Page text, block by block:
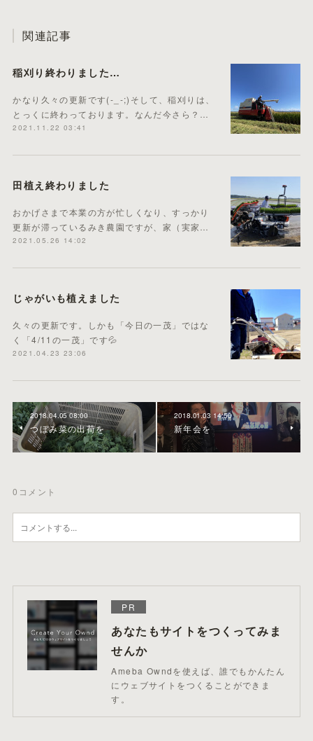
関連記事
稲刈り終わりました…
かなり久々の更新です(-_-;)そして、稲刈りは、
とっくに終わっております。なんだ今さら？…
2021.11.22 03:41
田植え終わりました
おかげさまで本業の方が忙しくなり、すっかり
更新が滞っているみき農園ですが、家（実家…
2021.05.26 14:02
じゃがいも植えました
久々の更新です。しかも「今日の一茂」ではな
く「4/11の一茂」です💦
2021.04.23 23:06
2018.04.05 08:00
つぼみ菜の出荷を
2018.01.03 14:50
新年会を
0 コメント
PR
あなたもサイトをつくってみま
せんか
Ameba Owndを使えば、誰でもかんたん
にウェブサイトをつくることができま
す。